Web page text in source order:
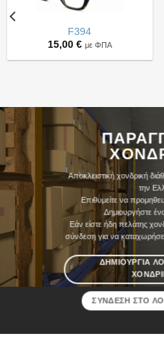
στην
επιθυμιών
F394
15,00 € με ΦΠΑ
Αποκλειστική χονδρική
την
Επιθυμείτε να
Δημιουργήστε
Εάν είστε ήδη πελάτης
σύνδεση για να
ΔΗΜΙΟΥΡΓΙΑ
ΣΥΝΔΕΣΗ ΣΤΟ